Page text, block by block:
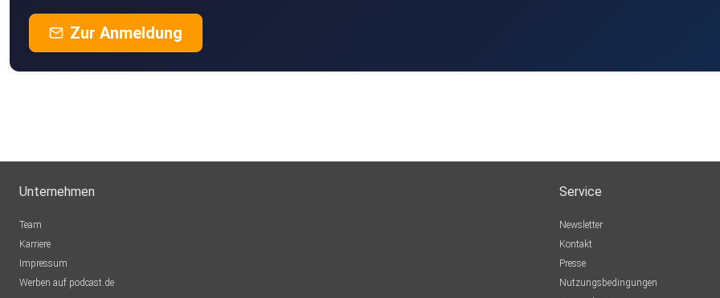
Zur Anmeldung
Unternehmen
Team
Karriere
Impressum
Werben auf podcast.de
Service
Newsletter
Kontakt
Presse
Nutzungsbedingungen